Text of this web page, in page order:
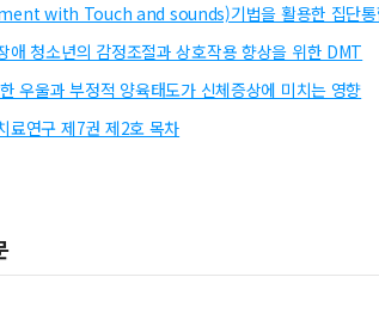
with Touch and sounds)기법을 활용한 집단통
애 청소년의 감정조절과 상호작용 향상을 위한 DMT
우울과 부정적 양육태도가 신체증상에 미치는 영향
료연구 제7권 제2호 목차